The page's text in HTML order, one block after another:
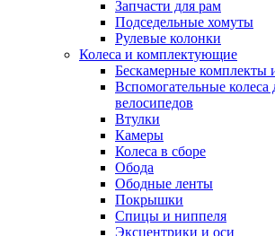
Запчасти для рам
Подседельные хомуты
Рулевые колонки
Колеса и комплектующие
Бескамерные комплекты
Вспомогательные колеса
велосипедов
Втулки
Камеры
Колеса в сборе
Обода
Ободные ленты
Покрышки
Спицы и ниппеля
Эксцентрики и оси